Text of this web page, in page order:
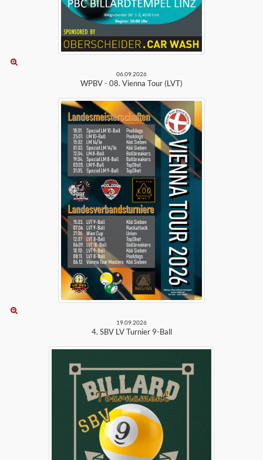
06.09.2026
WPBV - 08. Vienna Tour (LVT)
19.09.2026
4. SBV LV Turnier 9-Ball